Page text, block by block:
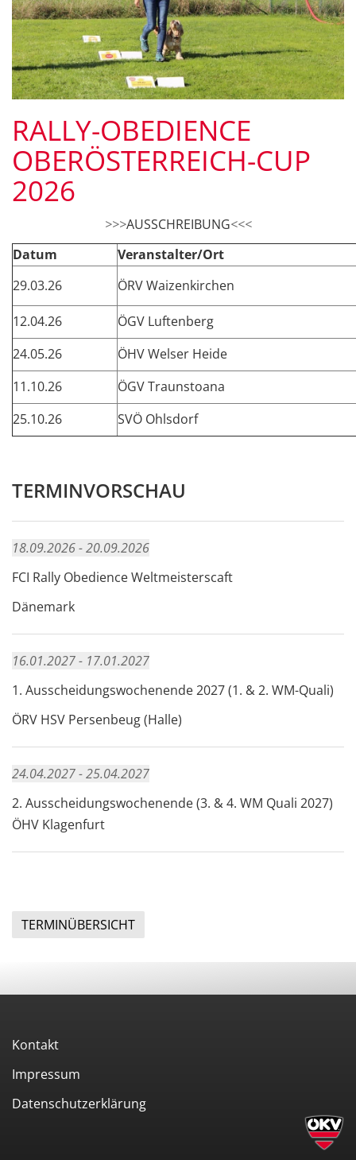
RALLY-OBEDIENCE
OBERÖSTERREICH-CUP
2026
>>>AUSSCHREIBUNG<<<
Datum
Veranstalter/Ort
29.03.26
ÖRV Waizenkirchen
12.04.26
ÖGV Luftenberg
24.05.26
ÖHV Welser Heide
11.10.26
ÖGV Traunstoana
25.10.26
SVÖ Ohlsdorf
TERMINVORSCHAU
18.09.2026 - 20.09.2026
FCI Rally Obedience Weltmeisterscaft
Dänemark
16.01.2027 - 17.01.2027
1. Ausscheidungswochenende 2027 (1. & 2. WM-Quali)
ÖRV HSV Persenbeug (Halle)
24.04.2027 - 25.04.2027
2. Ausscheidungswochenende (3. & 4. WM Quali 2027)
ÖHV Klagenfurt
TERMINÜBERSICHT
Kontakt
Impressum
Datenschutzerklärung